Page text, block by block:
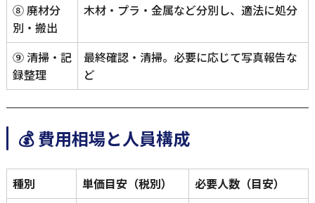
⑧ 廃材分
別・搬出
木材・プラ・金属など分別し、適法に処分
⑨ 清掃・記
録整理
最終確認・清掃。必要に応じて写真報告な
ど
💰 費用相場と人員構成
種別 単価目安（税別）
必要人数（目安）